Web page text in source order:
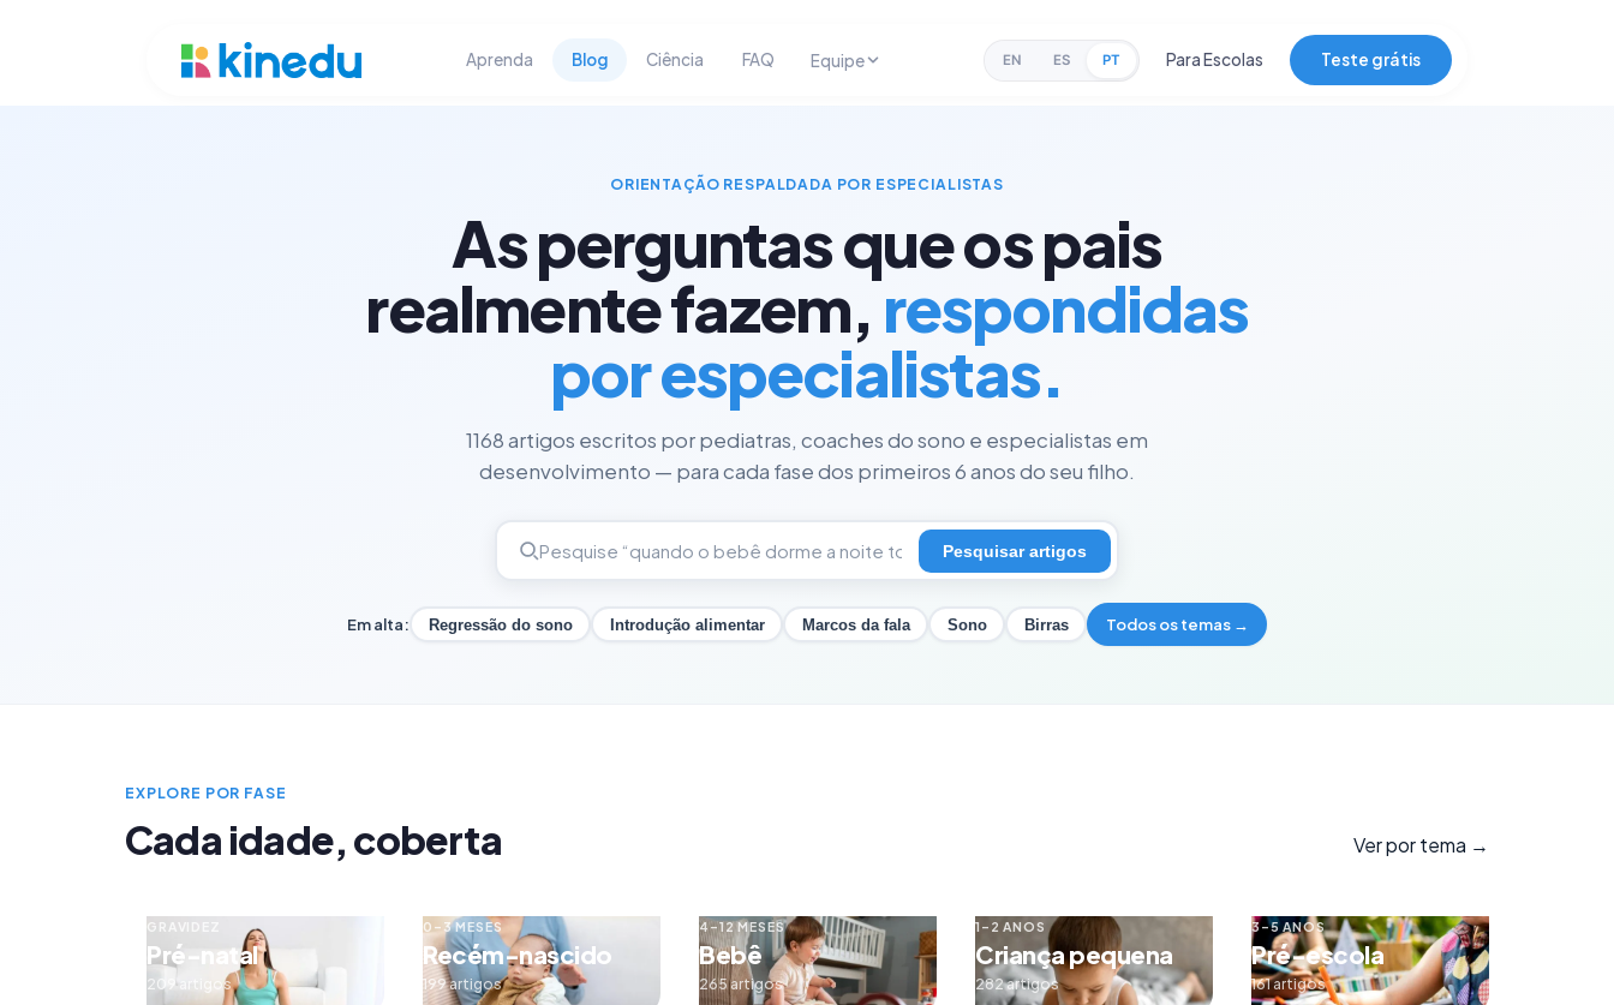
Aprenda Blog Ciência FAQ Equipe EN ES PT Para Escolas Teste grátis
ORIENTAÇÃO RESPALDADA POR ESPECIALISTAS
As perguntas que os pais
realmente fazem,respondidas
por especialistas.
1168 artigos escritos por pediatras, coaches do sono e especialistas em
desenvolvimento — para cada fase dos primeiros 6 anos do seu filho.
Pesquisar artigos
Em alta: Regressão do sono Introdução alimentar Marcos da fala Sono Birras Todos os temas →
EXPLORE POR FASE
Cada idade, coberta Ver por tema →
GRAVIDEZ
Pré-natal
209 artigos
0–3 MESES
Recém-nascido
199 artigos
4–12 MESES
Bebê
265 artigos
1–2 ANOS
Criança pequena
282 artigos
3–5 ANOS
Pré-escola
161 artigos